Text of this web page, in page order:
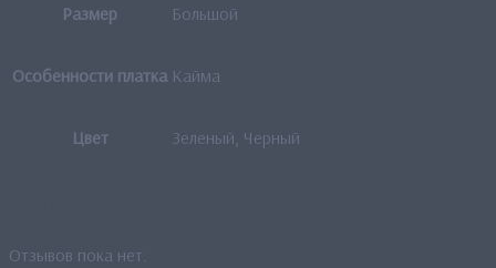
Размер Большой
Особенности платка Кайма
Цвет Зеленый, Черный
Отзывов пока нет.